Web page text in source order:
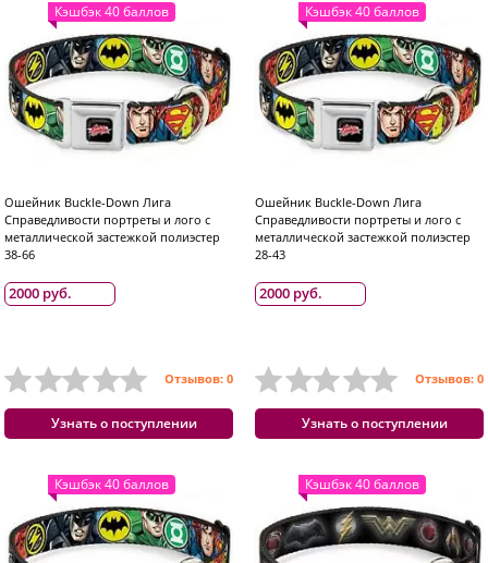
Кэшбэк 40 баллов
Ошейник Buckle-Down Лига
Справедливости портреты и лого с
металлической застежкой полиэстер
38-66
2000 руб.
Отзывов: 0
Узнать о поступлении
Кэшбэк 40 баллов
Ошейник Buckle-Down Лига
Справедливости портреты и лого с
металлической застежкой полиэстер
28-43
2000 руб.
Отзывов: 0
Узнать о поступлении
Кэшбэк 40 баллов Кэшбэк 40 баллов